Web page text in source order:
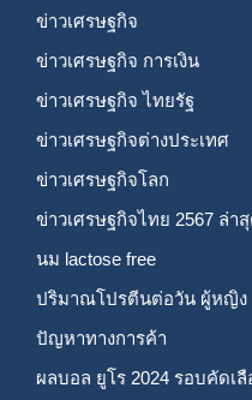
ข่าวเศรษฐกิจ
ข่าวเศรษฐกิจ การเงิน
ข่าวเศรษฐกิจ ไทยรัฐ
ข่าวเศรษฐกิจต่างประเทศ
ข่าวเศรษฐกิจโลก
ข่าวเศรษฐกิจไทย 2567 ล่า
นม lactose free
ปริมาณโปรตีนต่อวัน ผู้หญิง
ปัญหาทางการค้า
ผลบอล ยูโร 2024 รอบคัดเลื